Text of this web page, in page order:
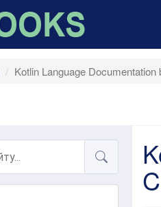
Kotlin Language